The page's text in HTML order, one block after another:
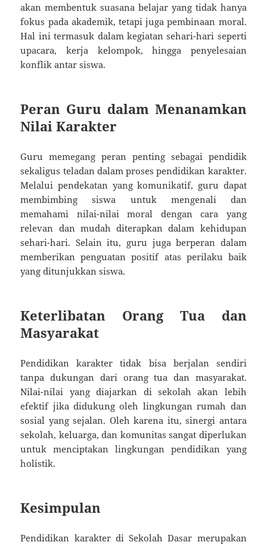
akan membentuk suasana belajar yang tidak hanya
fokus pada akademik, tetapi juga pembinaan moral.
Hal ini termasuk dalam kegiatan sehari-hari seperti
upacara, kerja kelompok, hingga penyelesaian
konflik antar siswa.
Peran Guru dalam Menanamkan
Nilai Karakter
Guru memegang peran penting sebagai pendidik
sekaligus teladan dalam proses pendidikan karakter.
Melalui pendekatan yang komunikatif, guru dapat
membimbing siswa untuk mengenali dan
memahami nilai-nilai moral dengan cara yang
relevan dan mudah diterapkan dalam kehidupan
sehari-hari. Selain itu, guru juga berperan dalam
memberikan penguatan positif atas perilaku baik
yang ditunjukkan siswa.
Keterlibatan Orang Tua dan
Masyarakat
Pendidikan karakter tidak bisa berjalan sendiri
tanpa dukungan dari orang tua dan masyarakat.
Nilai-nilai yang diajarkan di sekolah akan lebih
efektif jika didukung oleh lingkungan rumah dan
sosial yang sejalan. Oleh karena itu, sinergi antara
sekolah, keluarga, dan komunitas sangat diperlukan
untuk menciptakan lingkungan pendidikan yang
holistik.
Kesimpulan
Pendidikan karakter di Sekolah Dasar merupakan